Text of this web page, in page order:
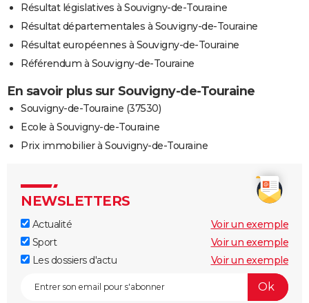
Résultat législatives à Souvigny-de-Touraine
Résultat départementales à Souvigny-de-Touraine
Résultat européennes à Souvigny-de-Touraine
Référendum à Souvigny-de-Touraine
En savoir plus sur Souvigny-de-Touraine
Souvigny-de-Touraine (37530)
Ecole à Souvigny-de-Touraine
Prix immobilier à Souvigny-de-Touraine
NEWSLETTERS
Actualité
Voir un exemple
Sport
Voir un exemple
Les dossiers d'actu
Voir un exemple